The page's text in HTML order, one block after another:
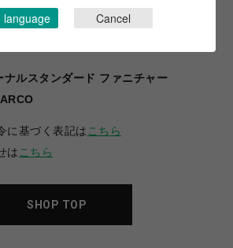
ナルスタンダード ファニチャー
に基づく表記は こちら
は こちら
SHOP TOP
language Cancel